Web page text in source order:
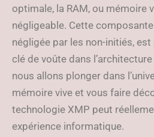
optimale, la RAM, ou mémoire
négligeable. Cette
négligée par les non-initiés,
clé de voûte dans
nous allons plonger dans
mémoire vive et vous faire
technologie XMP peut
expérience informatique.